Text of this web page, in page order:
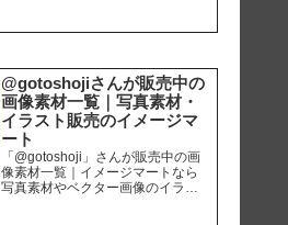
@gotoshojiさんが販売中の
画像素材一覧｜写真素材・
イラスト販売のイメージマ
ート
「@gotoshoji」さんが販売中の画
像素材一覧｜イメージマートなら
写真素材やベクター画像のイラス